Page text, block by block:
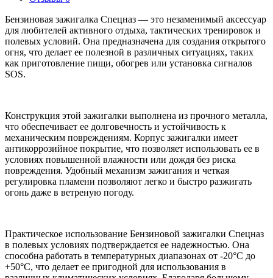
Бензиновая зажигалка Спецназ — это незаменимый аксессуар
для любителей активного отдыха, тактических тренировок и
полевых условий. Она предназначена для создания открытого
огня, что делает ее полезной в различных ситуациях, таких
как приготовление пищи, обогрев или установка сигналов
SOS.
Конструкция этой зажигалки выполнена из прочного металла,
что обеспечивает ее долговечность и устойчивость к
механическим повреждениям. Корпус зажигалки имеет
антикоррозийное покрытие, что позволяет использовать ее в
условиях повышенной влажности или дождя без риска
повреждения. Удобный механизм зажигания и четкая
регулировка пламени позволяют легко и быстро разжигать
огонь даже в ветреную погоду.
Практическое использование Бензиновой зажигалки Спецназ
в полевых условиях подтверждается ее надежностью. Она
способна работать в температурных диапазонах от -20°C до
+50°C, что делает ее пригодной для использования в